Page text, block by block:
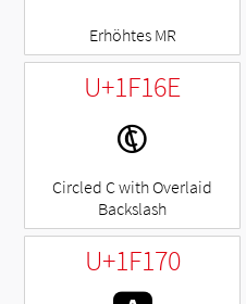
Erhöhtes MR
U+1F16E
🅮
Circled C with Overlaid
Backslash
U+1F170